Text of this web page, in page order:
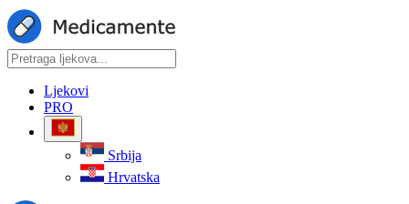
Ljekovi
PRO
Srbija
Hrvatska